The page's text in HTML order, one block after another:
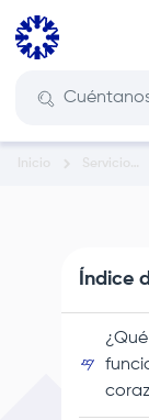
Pasar
principal
Inicio
Servicios
Índice